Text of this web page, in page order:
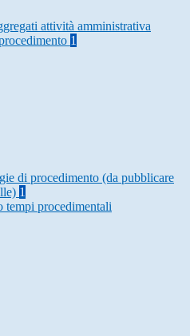
attività amministrativa
1
di procedimento (da pubblicare
1
tempi procedimentali